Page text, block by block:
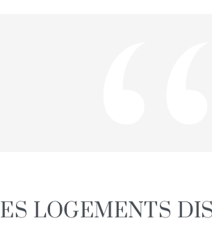
LOGEMENTS